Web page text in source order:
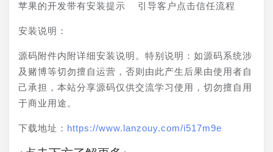
苹果的开发带有安装提示  引导客户点击信任流程
安装说明：
源码附件内附详细安装说明。特别说明：如源码系统涉
及赌博等切勿擅自运营，否则由此产生后果由使用者自
己承担，本站分享源码仅供交流学习使用，切勿擅自用
于商业用途。
下载地址： https://www.lanzouy.com/i517m9e